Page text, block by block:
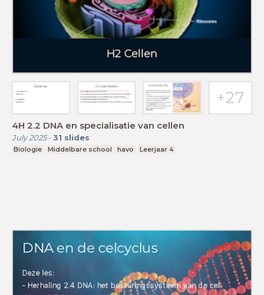
4H 2.2 DNA en specialisatie van cellen
July 2025- 31 slides
Biologie Middelbare school havo Leerjaar 4